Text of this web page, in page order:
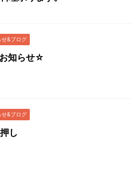
せ&ブログ
知らせ☆
せ&ブログ
し